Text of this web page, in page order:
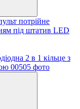
потрійне
під штатив LED